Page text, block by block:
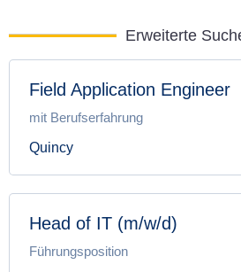
Erweiterte
Field Application Engineer
mit Berufserfahrung
Quincy
Head of IT (m/w/d)
Führungsposition